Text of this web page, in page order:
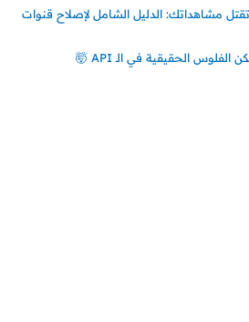
مشاهداتك: الدليل الشامل لإصلاح قنوات